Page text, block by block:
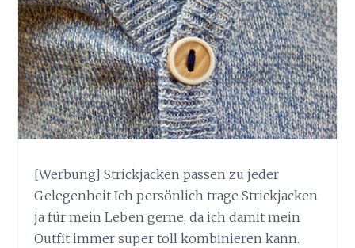
[Werbung] Strickjacken passen zu jeder
Gelegenheit Ich persönlich trage Strickjacken
ja für mein Leben gerne, da ich damit mein
Outfit immer super toll kombinieren kann.